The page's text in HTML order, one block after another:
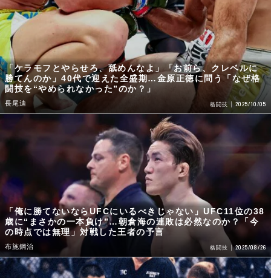
「ケラモフとやらせろ、舐めんなよ」「お前ら、クレベルに
勝てんのか」40代で迎えた全盛期…金原正徳に問う「なぜ格
闘技を“やめられなかった”のか？」
長尾迪 格闘技 2025/10/05
「俺に勝てないならUFCにいるべきじゃない」UFC11位の38
歳に“まさかの一本負け”…朝倉海の連敗は必然なのか？「今
の時点では無理」対戦した王者の予言
布施鋼治 格闘技 2025/08/26